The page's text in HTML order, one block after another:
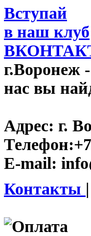
Вступай
в наш клуб
г.Воронеж
нас вы
Адрес: г.
Телефон:
E-mail:
Контакты |